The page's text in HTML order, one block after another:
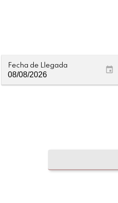
Fecha de Llegada